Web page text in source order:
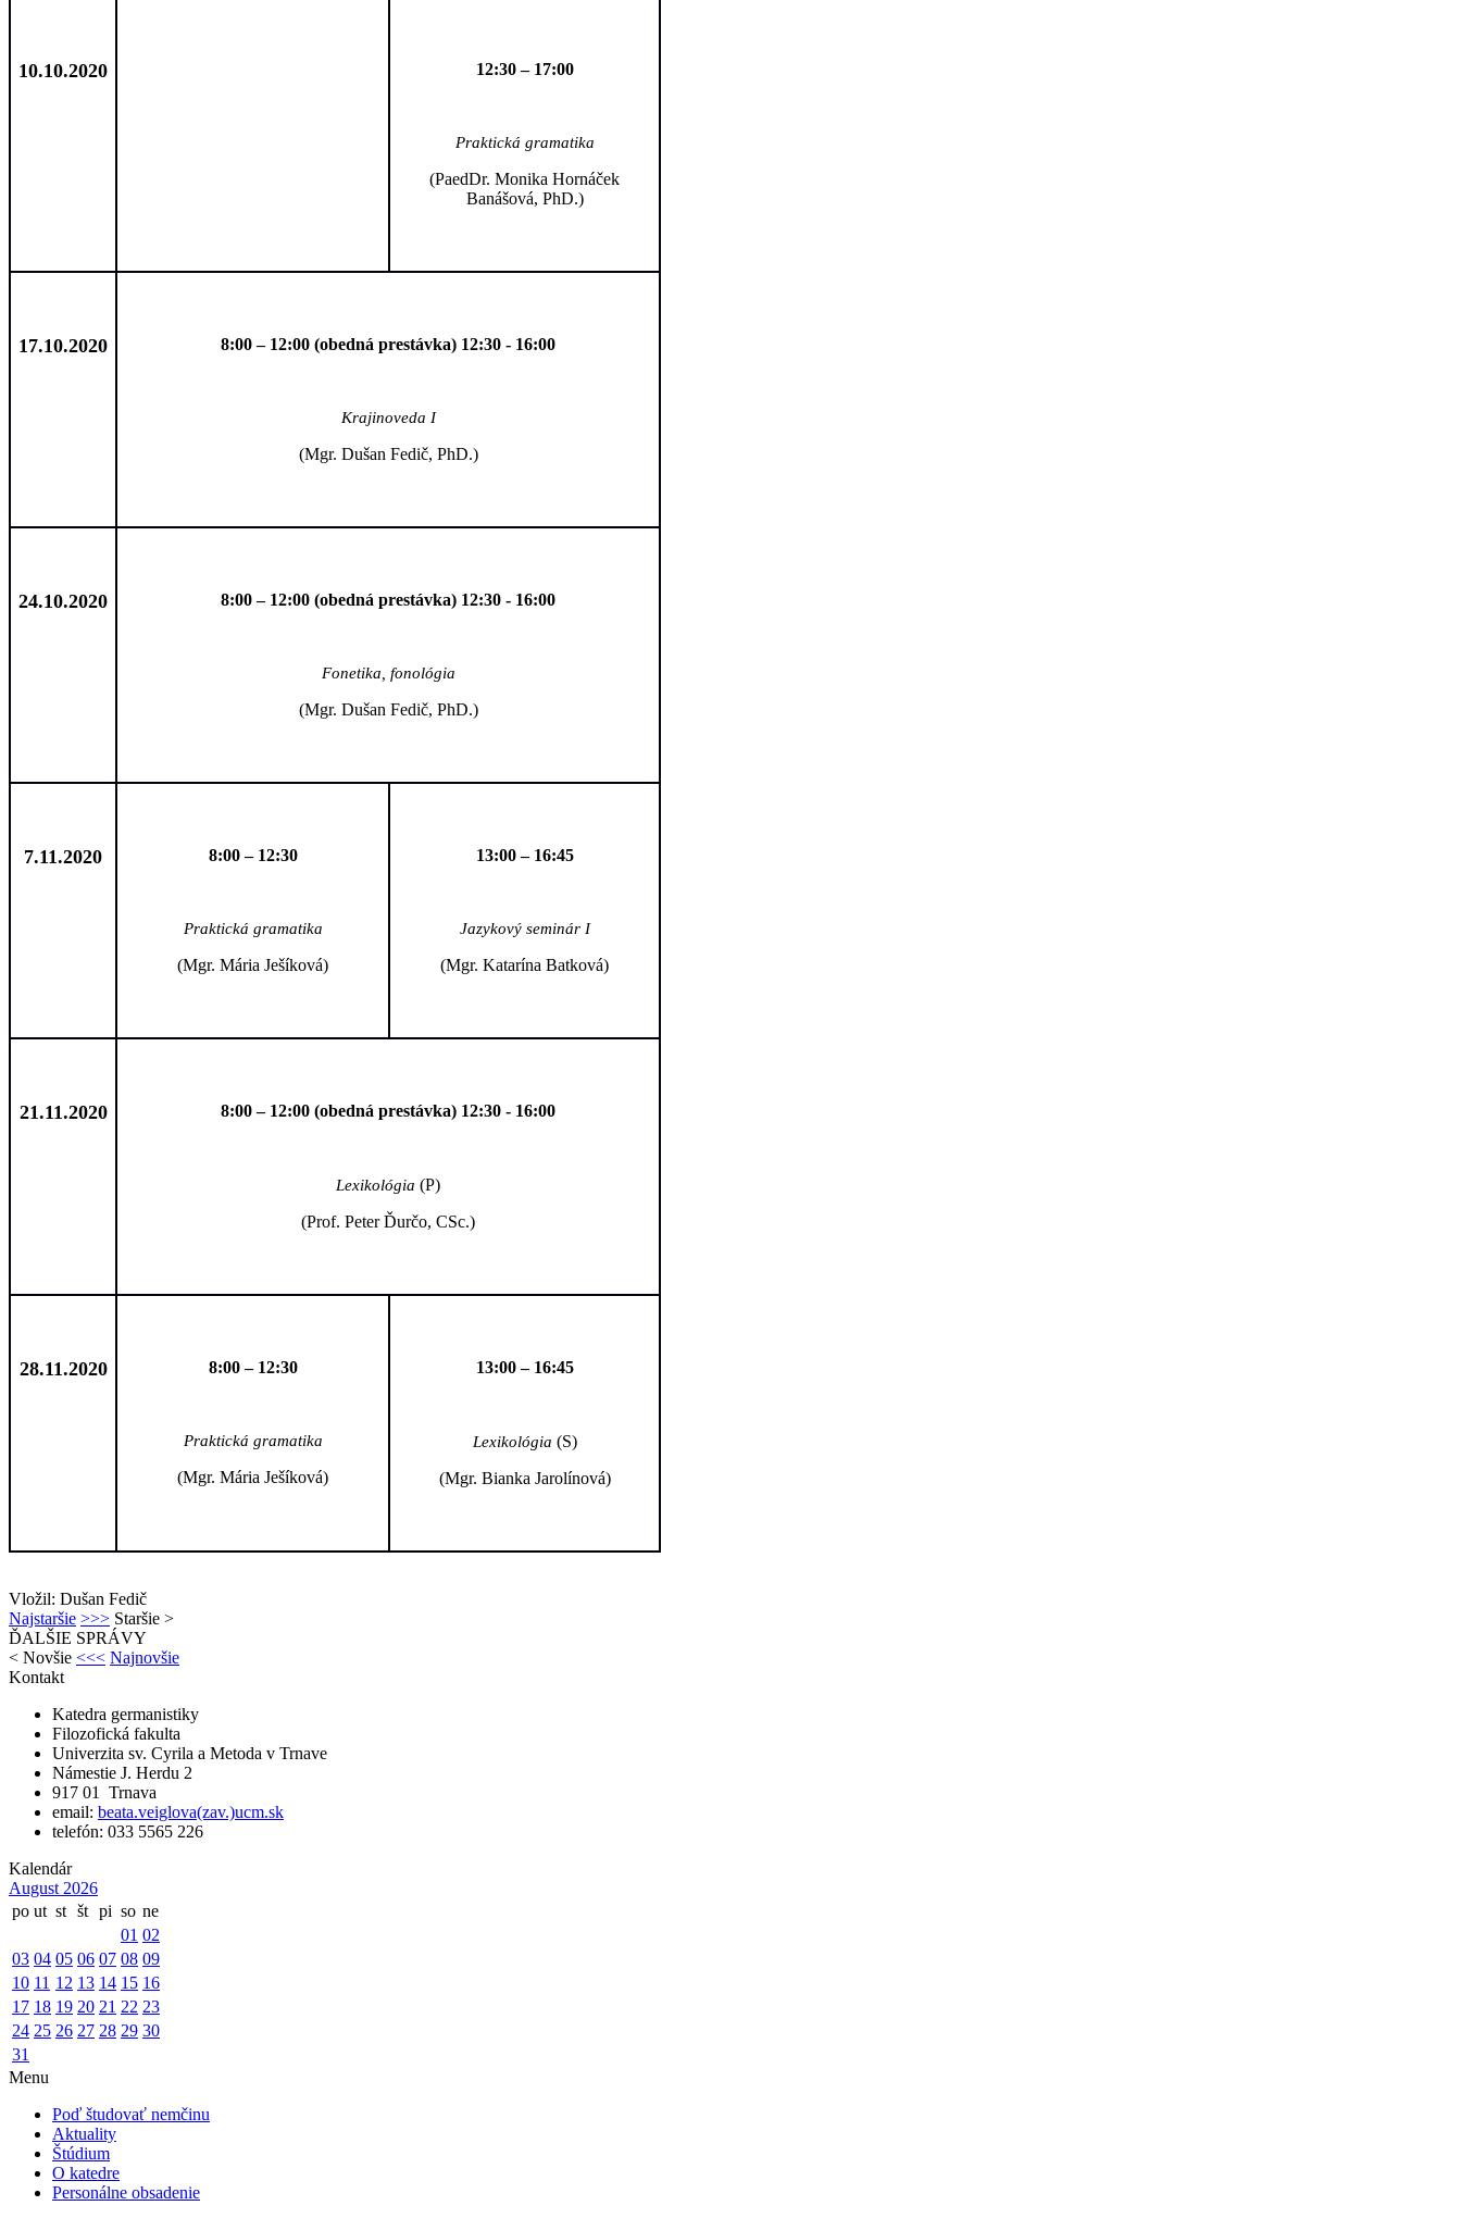
10.10.2020 12:30 – 17:00
Praktická gramatika
(PaedDr. Monika Hornáček
Banášová, PhD.)
17.10.2020 8:00 – 12:00 (obedná prestávka) 12:30 - 16:00
Krajinoveda I
(Mgr. Dušan Fedič, PhD.)
24.10.2020 8:00 – 12:00 (obedná prestávka) 12:30 - 16:00
Fonetika, fonológia
(Mgr. Dušan Fedič, PhD.)
7.11.2020 8:00 – 12:30
Praktická gramatika
(Mgr. Mária Ješíková)
13:00 – 16:45
Jazykový seminár I
(Mgr. Katarína Batková)
21.11.2020 8:00 – 12:00 (obedná prestávka) 12:30 - 16:00
Lexikológia (P)
(Prof. Peter Ďurčo, CSc.)
28.11.2020 8:00 – 12:30
Praktická gramatika
(Mgr. Mária Ješíková)
13:00 – 16:45
Lexikológia (S)
(Mgr. Bianka Jarolínová)
Vložil: Dušan Fedič
Najstaršie >>> Staršie >
ĎALŠIE SPRÁVY
< Novšie <<< Najnovšie
Kontakt
Katedra germanistiky
Filozofická fakulta
Univerzita sv. Cyrila a Metoda v Trnave
Námestie J. Herdu 2
917 01 Trnava
email: beata.veiglova(zav.)ucm.sk
telefón: 033 5565 226
Kalendár
August 2026
po ut st št pi so ne
01 02
03 04 05 06 07 08 09
10 11 12 13 14 15 16
17 18 19 20 21 22 23
24 25 26 27 28 29 30
31
Menu
Poď študovať nemčinu
Aktuality
Štúdium
O katedre
Personálne obsadenie